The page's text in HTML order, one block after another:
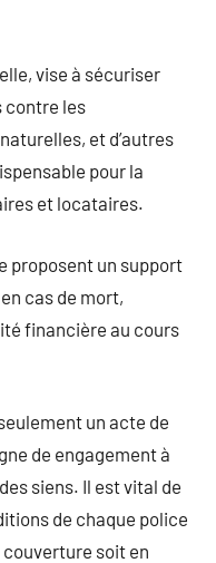
vise à sécuriser
contre les
et d’autres
pour la
et locataires.
proposent un support
cas de mort,
financière au cours
un acte de
de engagement à
siens. Il est vital de
de chaque police
couverture soit en